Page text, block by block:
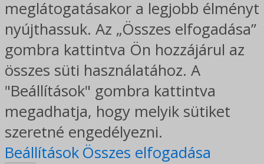
meglátogatásakor a legjobb élményt
nyújthassuk. Az „Összes elfogadása”
gombra kattintva Ön hozzájárul az
összes süti használatához. A
"Beállítások" gombra kattintva
megadhatja, hogy melyik sütiket
szeretné engedélyezni.
Beállítások Összes elfogadása